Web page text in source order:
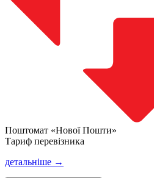
Поштомат «Нової Пошти»
Тариф перевізника
детальніше →